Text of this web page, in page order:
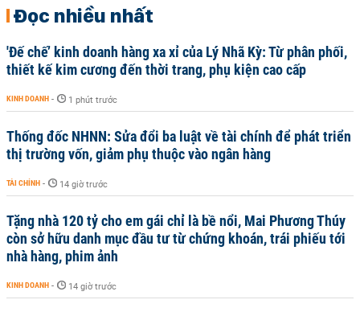
Đọc nhiều nhất
'Đế chế’ kinh doanh hàng xa xỉ của Lý Nhã Kỳ: Từ phân phối,
thiết kế kim cương đến thời trang, phụ kiện cao cấp
KINH DOANH - 1 phút trước
Thống đốc NHNN: Sửa đổi ba luật về tài chính để phát triển
thị trường vốn, giảm phụ thuộc vào ngân hàng
TÀI CHÍNH - 14 giờ trước
Tặng nhà 120 tỷ cho em gái chỉ là bề nổi, Mai Phương Thúy
còn sở hữu danh mục đầu tư từ chứng khoán, trái phiếu tới
nhà hàng, phim ảnh
KINH DOANH - 14 giờ trước